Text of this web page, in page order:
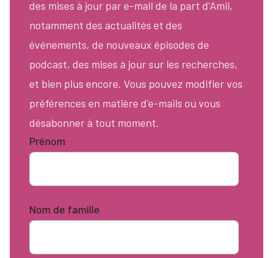
des mises à jour par e-mail de la part d'Amii,
notamment des actualités et des
événements, de nouveaux épisodes de
podcast, des mises à jour sur les recherches,
et bien plus encore. Vous pouvez modifier vos
préférences en matière d'e-mails ou vous
désabonner à tout moment.
Prénom*
Nom de famille *